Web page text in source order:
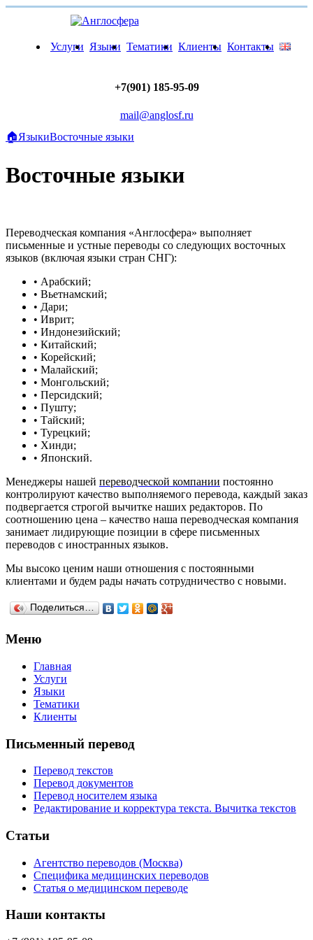
Услуги Языки Тематики Клиенты Контакты
+7(901) 185-95-09
mail@anglosf.ru
🏠ЯзыкиВосточные языки
Восточные языки
Переводческая компания «Англосфера» выполняет
письменные и устные переводы со следующих восточных
языков (включая языки стран СНГ):
• Арабский;
• Вьетнамский;
• Дари;
• Иврит;
• Индонезийский;
• Китайский;
• Корейский;
• Малайский;
• Монгольский;
• Персидский;
• Пушту;
• Тайский;
• Турецкий;
• Хинди;
• Японский.
Менеджеры нашей переводческой компании постоянно
контролируют качество выполняемого перевода, каждый заказ
подвергается строгой вычитке наших редакторов. По
соотношению цена – качество наша переводческая компания
занимает лидирующие позиции в сфере письменных
переводов с иностранных языков.
Мы высоко ценим наши отношения с постоянными
клиентами и будем рады начать сотрудничество с новыми.
Поделиться…
Меню
Главная
Услуги
Языки
Тематики
Клиенты
Письменный перевод
Перевод текстов
Перевод документов
Перевод носителем языка
Редактирование и корректура текста. Вычитка текстов
Статьи
Агентство переводов (Москва)
Специфика медицинских переводов
Статья о медицинском переводе
Наши контакты